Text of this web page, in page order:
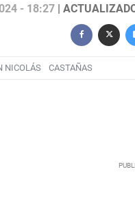
- 18:27|
NICOLÁS CASTAÑAS